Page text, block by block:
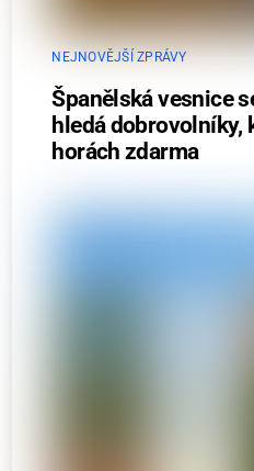
NEJNOVĚJŠÍ ZPRÁVY
Španělská vesnice
hledá dobrovolníky,
horách zdarma